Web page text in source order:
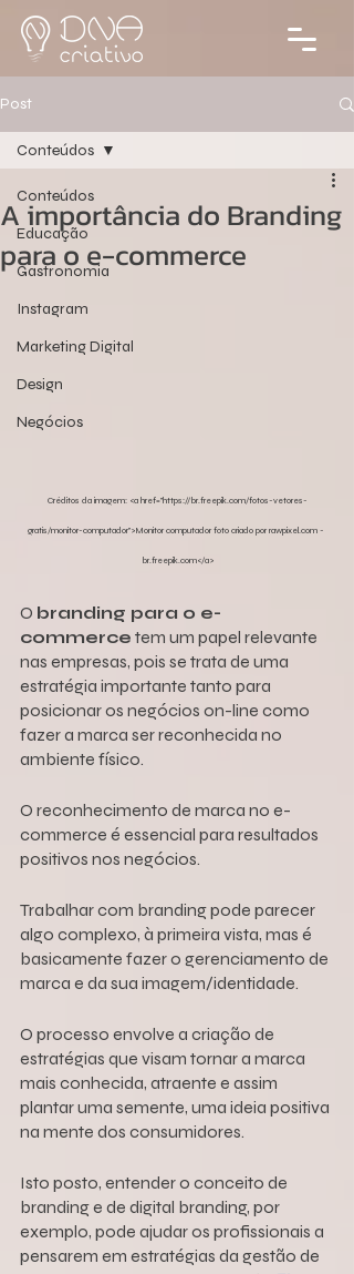
Post
Conteúdos
Educação
Gastronomia
Instagram
Marketing Digital
Design
Negócios
Conteúdos
A importância do Branding
para o e-commerce
Créditos da imagem: <a href="https://br.freepik.com/fotos-vetores-
gratis/monitor-computador">Monitor computador foto criado por rawpixel.com -
br.freepik.com</a>
O branding para o e-
commerce tem um papel relevante
nas empresas, pois se trata de uma
estratégia importante tanto para
posicionar os negócios on-line como
fazer a marca ser reconhecida no
ambiente físico.
O reconhecimento de marca no e-
commerce é essencial para resultados
positivos nos negócios.
Trabalhar com branding pode parecer
algo complexo, à primeira vista, mas é
basicamente fazer o gerenciamento de
marca e da sua imagem/identidade.
O processo envolve a criação de
estratégias que visam tornar a marca
mais conhecida, atraente e assim
plantar uma semente, uma ideia positiva
na mente dos consumidores.
Isto posto, entender o conceito de
branding e de digital branding, por
exemplo, pode ajudar os profissionais a
pensarem em estratégias da gestão de